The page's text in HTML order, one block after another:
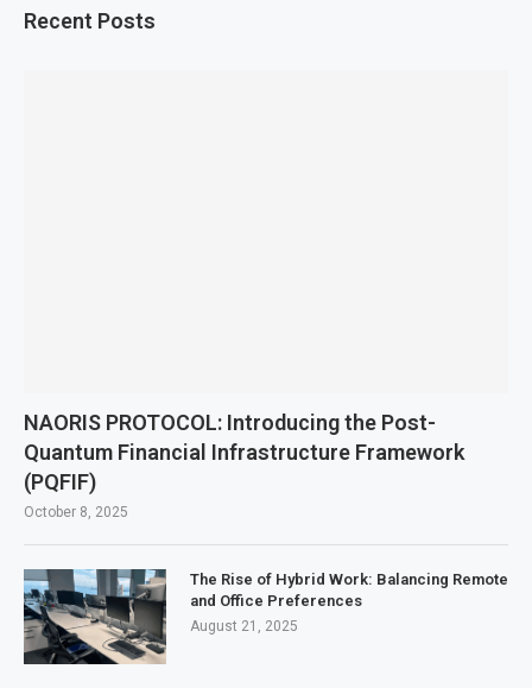
Recent Posts
NAORIS PROTOCOL: Introducing the Post-
Quantum Financial Infrastructure Framework
(PQFIF)
October 8, 2025
The Rise of Hybrid Work: Balancing Remote
and Office Preferences
August 21, 2025